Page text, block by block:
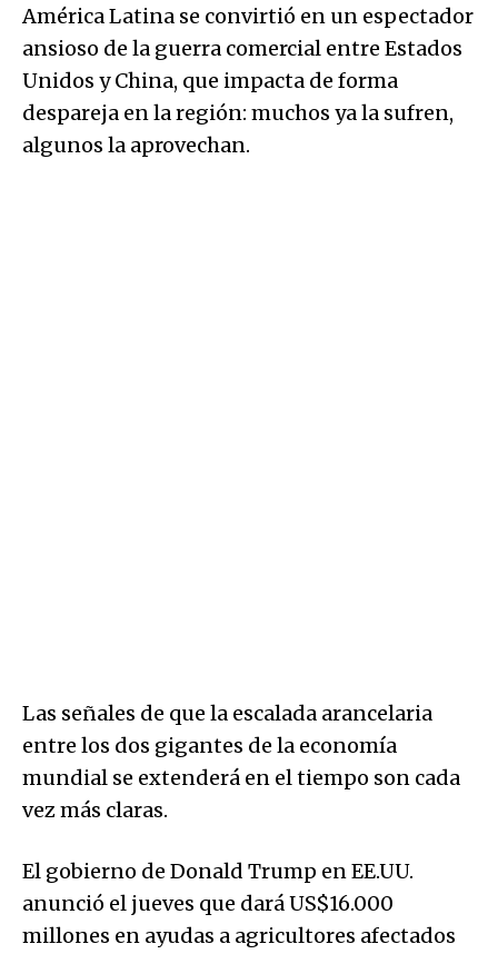
América Latina se convirtió en un espectador
ansioso de la guerra comercial entre Estados
Unidos y China, que impacta de forma
despareja en la región: muchos ya la sufren,
algunos la aprovechan.
Las señales de que la escalada arancelaria
entre los dos gigantes de la economía
mundial se extenderá en el tiempo son cada
vez más claras.
El gobierno de Donald Trump en EE.UU.
anunció el jueves que dará US$16.000
millones en ayudas a agricultores afectados